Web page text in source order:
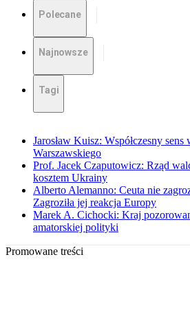
Polecane
Najnowsze
Tagi
Jarosław Kuisz: Współczesny
Warszawskiego
Prof. Jacek Czaputowicz: Rząd
kosztem Ukrainy
Alberto Alemanno: Ceuta nie
Zagroziła jej reakcja Europy
Marek A. Cichocki: Kraj
amatorskiej polityki
Promowane treści